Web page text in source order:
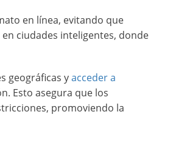
en línea, evitando que
ciudades inteligentes, donde
geográficas yacceder a
Esto asegura que los
promoviendo la